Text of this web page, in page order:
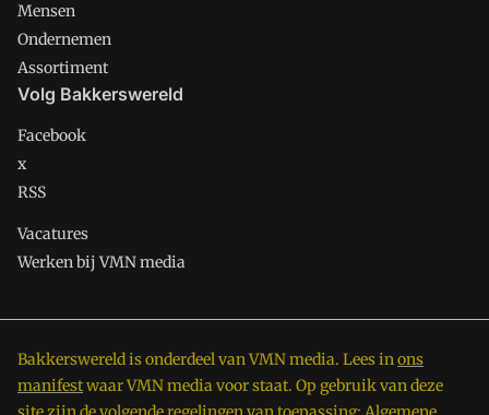
Mensen
Ondernemen
Assortiment
Volg Bakkerswereld
Facebook
x
RSS
Vacatures
Werken bij VMN media
Bakkerswereld is onderdeel van VMN media. Lees inons
manifestwaar VMN media voor staat. Op gebruik van deze